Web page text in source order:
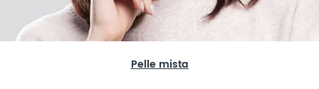
Pelle mista